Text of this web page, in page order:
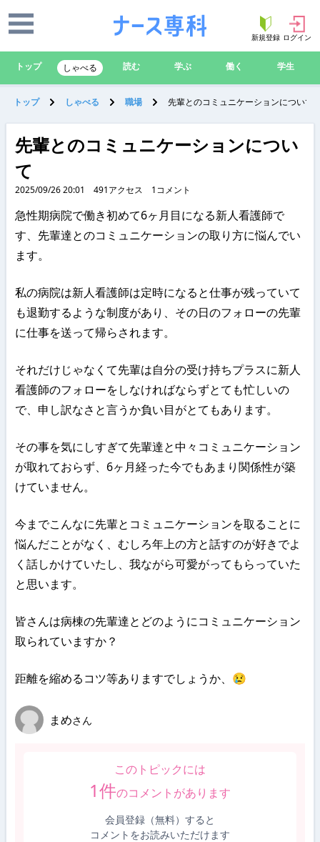
新規登録 ログイン
トップ しゃべる 読む 学ぶ 働く 学生
トップ しゃべる 職場 先輩とのコミュニケーションについて
先輩とのコミュニケーションについ
て
2025/09/26 20:01 491アクセス 1コメント
急性期病院で働き初めて6ヶ月目になる新人看護師で
す、先輩達とのコミュニケーションの取り方に悩んでい
ます。
私の病院は新人看護師は定時になると仕事が残っていて
も退勤するような制度があり、その日のフォローの先輩
に仕事を送って帰らされます。
それだけじゃなくて先輩は自分の受け持ちプラスに新人
看護師のフォローをしなければならずとても忙しいの
で、申し訳なさと言うか負い目がとてもあります。
その事を気にしすぎて先輩達と中々コミュニケーション
が取れておらず、6ヶ月経った今でもあまり関係性が築
けていません。
今までこんなに先輩とコミュニケーションを取ることに
悩んだことがなく、むしろ年上の方と話すのが好きでよ
く話しかけていたし、我ながら可愛がってもらっていた
と思います。
皆さんは病棟の先輩達とどのようにコミュニケーション
取られていますか？
距離を縮めるコツ等ありますでしょうか、😢
まめさん
このトピックには
1件のコメントがあります
会員登録（無料）すると
コメントをお読みいただけます